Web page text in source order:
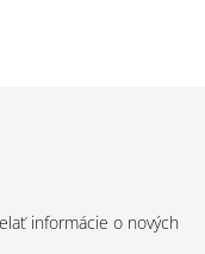
informácie o nových